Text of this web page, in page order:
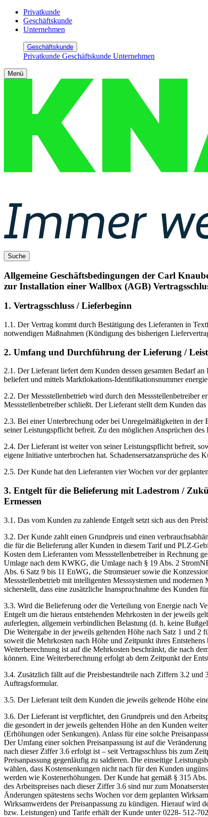
Privatkunde
Geschäftskunde
Unternehmen
Geschäftskunde
Privatkunde Geschäftskunde Unternehmen
Menü
Suche
Allgemeine Geschäftsbedingungen der Carl
zur Installation einer Wallbox (AGB)
1. Vertragsschluss / Lieferbeginn
1.1. Der Vertrag kommt durch Bestätigung des Lieferanten in
notwendigen Maßnahmen (Kündigung des bisherigen
2. Umfang und Durchführung der Lieferung /
2.1. Der Lieferant liefert dem Kunden dessen gesamten Bedarf
beliefert und mittels Marktlokations-Identifikationsnummer
2.2. Der Messstellenbetrieb wird durch den Messstellenbetreiber
Messstellenbetreiber schließt. Der Lieferant stellt dem Kunden
2.3. Bei einer Unterbrechung oder bei Unregelmäßigkeiten in der
seiner Leistungspflicht befreit. Zu den möglichen Ansprüchen
2.4. Der Lieferant ist weiter von seiner Leistungspflicht befreit,
eigene Initiative unterbrochen hat. Schadensersatzansprüche
2.5. Der Kunde hat den Lieferanten vier Wochen vor der
3. Entgelt für die Belieferung mit Ladestrom /
Ermessen
3.1. Das vom Kunden zu zahlende Entgelt setzt sich aus den
3.2. Der Kunde zahlt einen Grundpreis und einen
die für die Belieferung aller Kunden in diesem Tarif und PLZ-
Kosten dem Lieferanten vom Messstellenbetreiber in Rechnung
Umlage nach dem KWKG, die Umlage nach § 19 Abs. 2
Abs. 6 Satz 9 bis 11 EnWG, die Stromsteuer sowie die
Messstellenbetrieb mit intelligenten Messsystemen und
sicherstellt, dass eine zusätzliche Inanspruchnahme des Kunden
3.3. Wird die Belieferung oder die Verteilung von Energie nach
Entgelt um die hieraus entstehenden Mehrkosten in der jeweils
auferlegten, allgemein verbindlichen Belastung (d. h. keine
Die Weitergabe in der jeweils geltenden Höhe nach Satz 1 und 2
soweit die Mehrkosten nach Höhe und Zeitpunkt ihres
Weiterberechnung ist auf die Mehrkosten beschränkt, die nach
können. Eine Weiterberechnung erfolgt ab dem Zeitpunkt der
3.4. Zusätzlich fällt auf die Preisbestandteile nach Ziffern 3.2 und
Auftragsformular.
3.5. Der Lieferant teilt dem Kunden die jeweils geltende Höhe
3.6. Der Lieferant ist verpflichtet, den Grundpreis und den
die gesondert in der jeweils geltenden Höhe an den Kunden
(Erhöhungen oder Senkungen). Anlass für eine solche
Der Umfang einer solchen Preisanpassung ist auf die
nach dieser Ziffer 3.6 erfolgt ist – seit Vertragsschluss bis zum
Preisanpassung gegenläufig zu saldieren. Die einseitige
wählen, dass Kostensenkungen nicht nach für den Kunden
werden wie Kostenerhöhungen. Der Kunde hat gemäß § 315
des Arbeitspreises nach dieser Ziffer 3.6 sind nur zum
Änderungen spätestens sechs Wochen vor dem geplanten
Wirksamwerdens der Preisanpassung zu kündigen. Hierauf wird
bzw. Leistungen) und Tarife erhält der Kunde unter 0228- 512-